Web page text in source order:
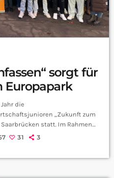
sorgt für
Europapark
die
„Zukunft zum
statt. Im Rahmen
die Wirtschaftsjunioren
31 3